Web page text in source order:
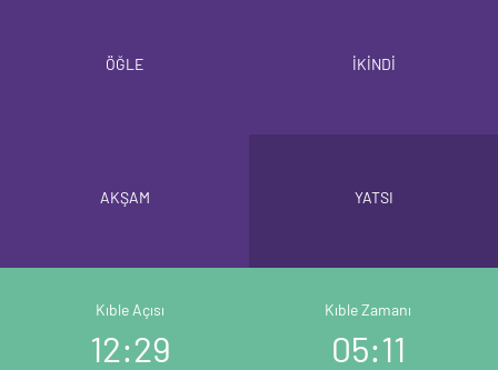
ÖĞLE İKİNDİ
AKŞAM YATSI
Kıble Açısı
12:29
Kıble Zamanı
05:11